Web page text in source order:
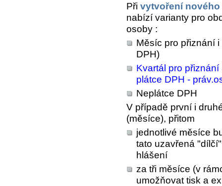
Při vytvoření
nabízí varianty pro
osoby :
Měsíc pro přiznání
DPH)
Kvartál pro
plátce DPH -
Neplátce DPH
V případě první i
(měsíce), přitom
jednotlivé měsíce
tato uzavřená
hlášení
za tři měsíce (v
umožňovat tisk a